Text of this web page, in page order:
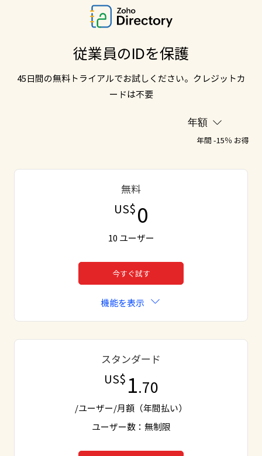
従業員のIDを保護
45日間の無料トライアルでお試しください。クレジットカ
ードは不要
年間 -15％ お得
無料
US$0
10 ユーザー
今すぐ試す
機能を表示
スタンダード
US$ 1.70
/ユーザー/月額（年間払い）
ユーザー数：無制限